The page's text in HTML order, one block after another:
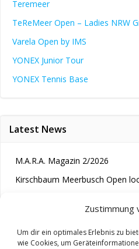
Zustimmung
Um dir ein optimales Erlebnis zu
wie Cookies, um
Teremeer
TeReMeer Open – Ladies NRW
Varela Open by IMS
YONEX Junior Tour
YONEX Tennis Base
Latest News
M.A.R.A. Magazin 2/2026
Kirschbaum Meerbusch Open